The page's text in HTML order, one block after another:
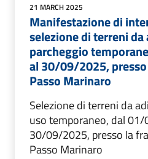
21 MARCH 2025
Manifestazione di
selezione di terreni da
parcheggio
al 30/09/2025,
Passo Marinaro
Selezione di terreni da
uso temporaneo, dal
30/09/2025, presso la
Passo Marinaro